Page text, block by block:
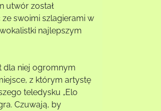
utwór został
swoimi szlagierami w
najlepszym
dla niej ogromnym
z którym artystę
teledysku „Elo
Czuwają, by